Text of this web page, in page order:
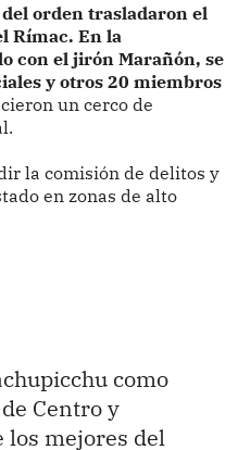
orden trasladaron el
Rímac. En la
con el jirón Marañón, se
y otros 20 miembros
un cerco de
la comisión de delitos y
en zonas de alto
como
Centro y
los mejores del